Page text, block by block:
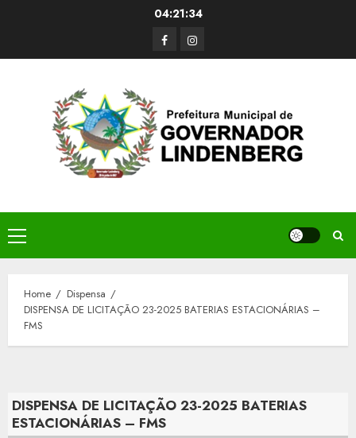
04:21:34
FacerbookInstagram
Primary
Menu
Home
Dispensa
DISPENSA DE LICITAÇÃO 23-2025 BATERIAS ESTACIONÁRIAS –
FMS
DISPENSA DE LICITAÇÃO 23-2025 BATERIAS
ESTACIONÁRIAS – FMS